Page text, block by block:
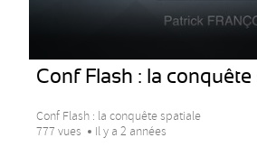
Conf Flash : la conquête
Conf Flash : la conquête spatiale
777 vues
Il y a 2 années